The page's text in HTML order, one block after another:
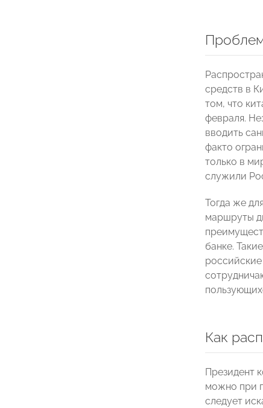
средств в
том, что
февраля.
вводить
факто
только в
служили
Тогда же
маршруты
банке.
Как
Президент
можно при
следует